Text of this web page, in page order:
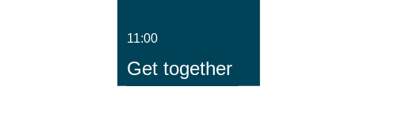
11:00
Get together